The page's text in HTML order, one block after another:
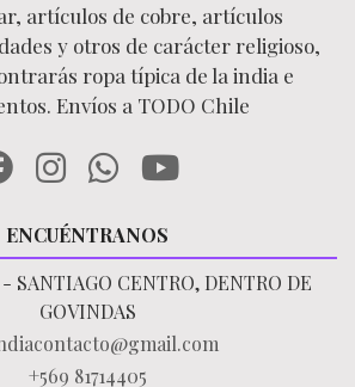
artículos de cobre, artículos
y otros de carácter religioso,
ropa típica de la india e
Envíos a TODO Chile
ENCUÉNTRANOS
- SANTIAGO CENTRO, DENTRO DE
GOVINDAS
+569 81714405